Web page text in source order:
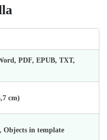
PDF, EPUB, TXT,
cm)
Objects in template